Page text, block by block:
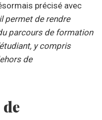
précisé avec
il permet de rendre
parcours de formation
y compris
de